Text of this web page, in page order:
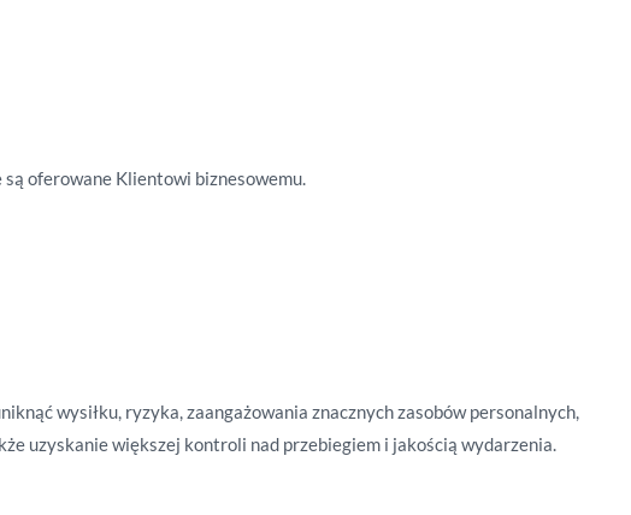
oferowane Klientowi biznesowemu.
wysiłku, ryzyka, zaangażowania znacznych zasobów personalnych,
uzyskanie większej kontroli nad przebiegiem i jakością wydarzenia.